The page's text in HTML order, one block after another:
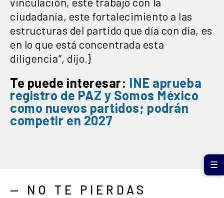
ciudadanía, este fortalecimiento a las
estructuras del partido que día con día, es
en lo que está concentrada esta
diligencia”, dijo.}
Te puede interesar: INE aprueba
registro de PAZ y Somos México
como nuevos partidos; podrán
competir en 2027
— NO TE PIERDAS
☰